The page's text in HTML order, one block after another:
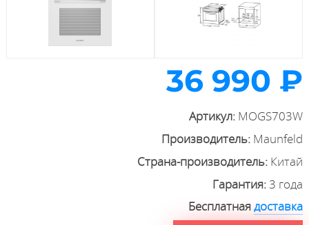
36 990 ₽
Артикул: MOGS703W
Производитель: Maunfeld
Страна-производитель: Китай
Гарантия:3 года
Бесплатнаядоставка